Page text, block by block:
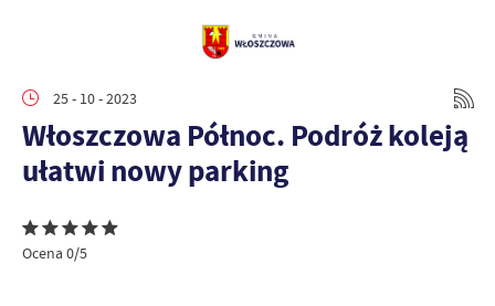
25 - 10 - 2023
Włoszczowa Północ. Podróż koleją
ułatwi nowy parking
Ocena 0/5